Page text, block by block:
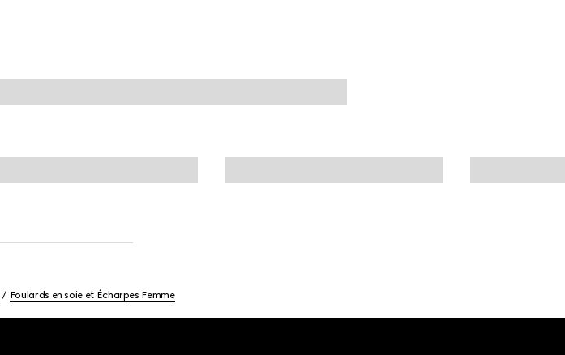
Foulards en soie et Écharpes Femme